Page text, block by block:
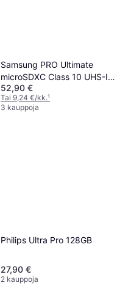
Samsung PRO Ultimate
microSDXC Class 10 UHS-I
U3 V30 A2 200/130MB/s
128GB +SD adapter
52,90 €
Tai 9,24 €/kk.¹
3 kauppoja
Philips Ultra Pro 128GB
27,90 €
2 kauppoja